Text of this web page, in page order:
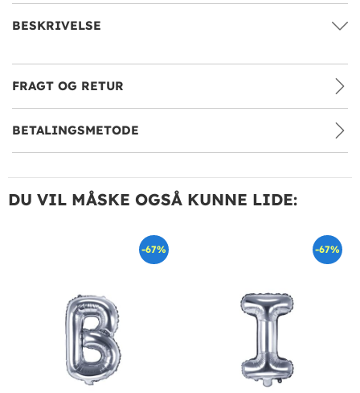
BESKRIVELSE
FRAGT OG RETUR
BETALINGSMETODE
DU VIL MÅSKE OGSÅ KUNNE LIDE:
-67% -67%